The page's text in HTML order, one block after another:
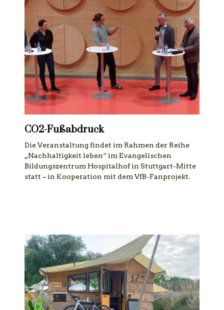
CO2-Fußabdruck
Die Veranstaltung findet im Rahmen der Reihe
„Nachhaltigkeit leben“ im Evangelischen
Bildungszentrum Hospitalhof in Stuttgart-Mitte
statt – in Kooperation mit dem VfB-Fanprojekt.